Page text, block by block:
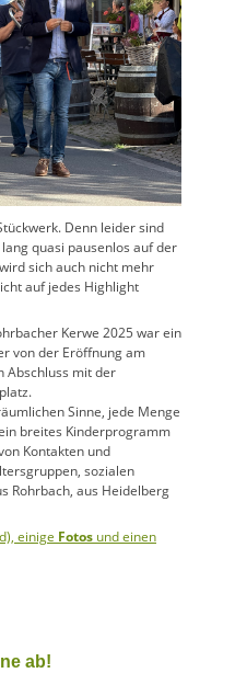
Denn leider sind
quasi pausenlos auf der
sich auch nicht mehr
auf jedes Highlight
Kerwe 2025 war ein
von der Eröffnung am
Abschluss mit der
Sinne, jede Menge
breites Kinderprogramm
Kontakten und
sozialen
Rohrbach, aus Heidelberg
einige Fotos und einen
ab!